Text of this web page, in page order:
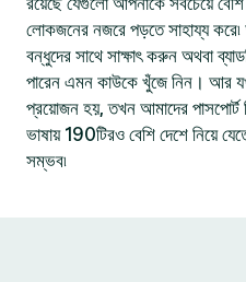
লোকজনের নজরে পড়তে সাহায্য
বন্ধুদের সাথে সাক্ষাৎ করুন অথবা
পারেন এমন কাউকে খুঁজে নিন। আর
প্রয়োজন হয়, তখন আমাদের পাসপোর্ট
ভাষায় 190টিরও বেশি দেশে নিয়ে
সম্ভব৷